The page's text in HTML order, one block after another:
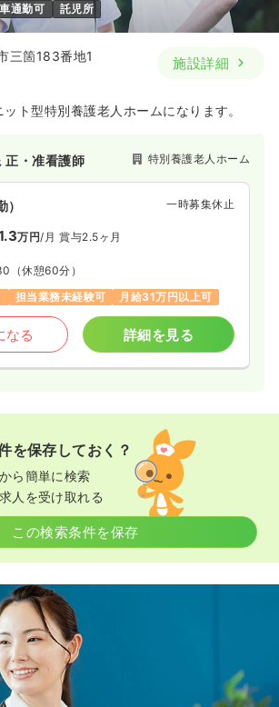
車通勤可 託児所
三箇183番地1
施設詳細
ト型特別養護老人ホームになります。
正・准看護師 特別養護老人ホーム
一時募集休止
万円/月 賞与2.5ヶ月
（休憩60分）
担当業務未経験可 月給31万円以上可
なる 詳細を見る
を保存しておく？
ら簡単に検索
人を受け取れる
この検索条件を保存